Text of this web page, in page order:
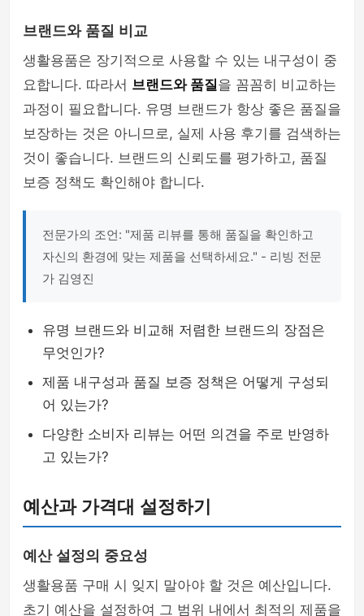
브랜드와 품질 비교
생활용품은 장기적으로 사용할 수 있는 내구성이 중
요합니다. 따라서 브랜드와 품질을 꼼꼼히 비교하는
과정이 필요합니다. 유명 브랜드가 항상 좋은 품질을
보장하는 것은 아니므로, 실제 사용 후기를 검색하는
것이 좋습니다. 브랜드의 신뢰도를 평가하고, 품질
보증 정책도 확인해야 합니다.
전문가의 조언: "제품 리뷰를 통해 품질을 확인하고
자신의 환경에 맞는 제품을 선택하세요." - 리빙 전문
가 김영진
유명 브랜드와 비교해 저렴한 브랜드의 장점은
무엇인가?
제품 내구성과 품질 보증 정책은 어떻게 구성되
어 있는가?
다양한 소비자 리뷰는 어떤 의견을 주로 반영하
고 있는가?
예산과 가격대 설정하기
예산 설정의 중요성
생활용품 구매 시 잊지 말아야 할 것은 예산입니다.
초기 예산을 설정하여 그 범위 내에서 최적의 제품을